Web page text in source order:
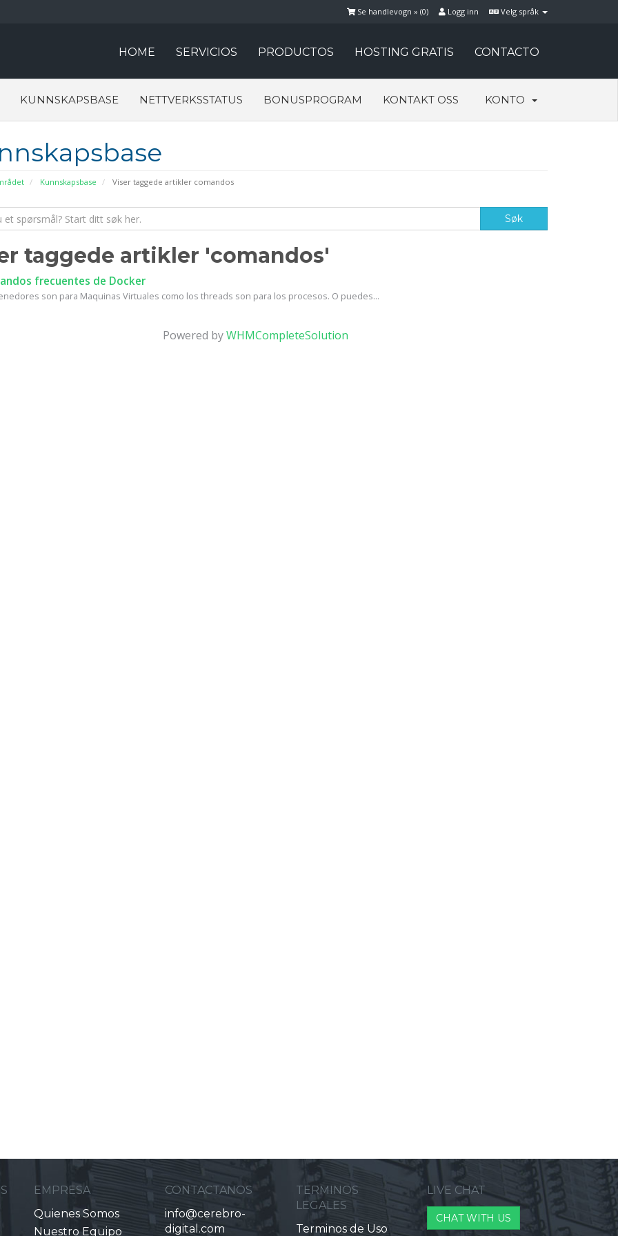
Velg språk
Logg inn
Se handlevogn » (0)
HOME SERVICIOS PRODUCTOS HOSTING GRATIS CONTACTO
KUNNSKAPSBASE NETTVERKSSTATUS BONUSPROGRAM KONTAKT OSS KONTO
Kunnskapsbase Viser taggede artikler comandos
taggede artikler 'comandos'
frecuentes de Docker
son para Maquinas Virtuales como los threads son para los procesos. O puedes...
Powered byWHMCompleteSolution
EMPRESA
Quienes Somos
Nuestro Equipo
CONTACTANOS
info@cerebro-
digital.com
TERMINOS
LEGALES
Terminos de Uso
LIVE CHAT
CHAT WITH US